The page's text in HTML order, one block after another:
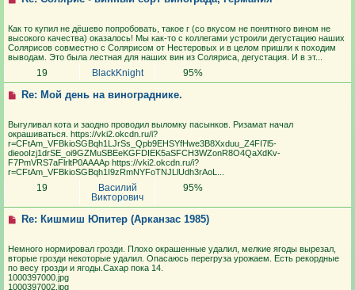
Как то купил не дёшево попробовать, такое г (со вкусом не понятного вином не
высокого качества) оказалось! Мы как-то с коллегами устроили дегустацию наших
Солярисов совместно с Солярисом от Нестеровых и в целом пришли к походим
выводам. Это была лестная для наших вин из Соляриса, дегустация. И в эт...
19 BlackKnight 95%
Re: Мой день на винограднике.
Выгуливал кота и заодно проводил выломку пасынков. Ризамат начал
окрашиваться. https://vki2.okcdn.ru/i?
r=CFtAm_VFBkioSGBqh1LJrSs_Qpb9EHSYfHwe3B8Xxduu_Z4FI7l5-
dieooIzj1drSE_oi9GZMuSBEeKGFDIEK5aSFCH3WZonR8O4QaXdKv-
F7PmVRS7aFlrltP0AAAAp https://vki2.okcdn.ru/i?
r=CFtAm_VFBkioSGBqh1I9zRmNYFoTNJLlUdh3rAoL...
19
Василий
Викторович
95%
Re: Кишмиш Юпитер (Арканзас 1985)
Немного нормировал грозди. Плохо окрашенные удалил, мелкие ягоды вырезал,
вторые грозди некоторые удалил. Опасаюсь перегруза урожаем. Есть рекордные
по весу грозди и ягоды.Сахар пока 14.
1000397000.jpg
1000397002.jpg